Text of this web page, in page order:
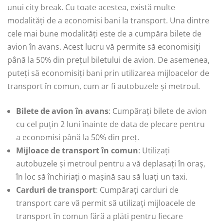
unui city break. Cu toate acestea, există multe
modalități de a economisi bani la transport. Una dintre
cele mai bune modalități este de a cumpăra bilete de
avion în avans. Acest lucru vă permite să economisiți
până la 50% din prețul biletului de avion. De asemenea,
puteți să economisiți bani prin utilizarea mijloacelor de
transport în comun, cum ar fi autobuzele și metroul.
Bilete de avion în avans: Cumpărați bilete de avion
cu cel puțin 2 luni înainte de data de plecare pentru
a economisi până la 50% din preț.
Mijloace de transport în comun: Utilizați
autobuzele și metroul pentru a vă deplasați în oraș,
în loc să închiriați o mașină sau să luați un taxi.
Carduri de transport: Cumpărați carduri de
transport care vă permit să utilizați mijloacele de
transport în comun fără a plăti pentru fiecare